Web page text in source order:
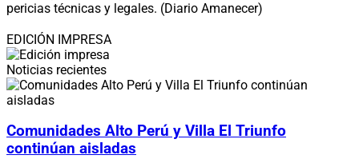
pericias técnicas y legales. (Diario Amanecer)
EDICIÓN IMPRESA
Noticias recientes
Comunidades Alto Perú y Villa El Triunfo
continúan aisladas